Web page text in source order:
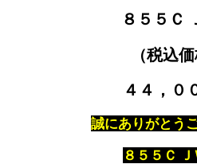
８５５Ｃ
（税込価
４４，０
誠にありがとう
８５５Ｃ